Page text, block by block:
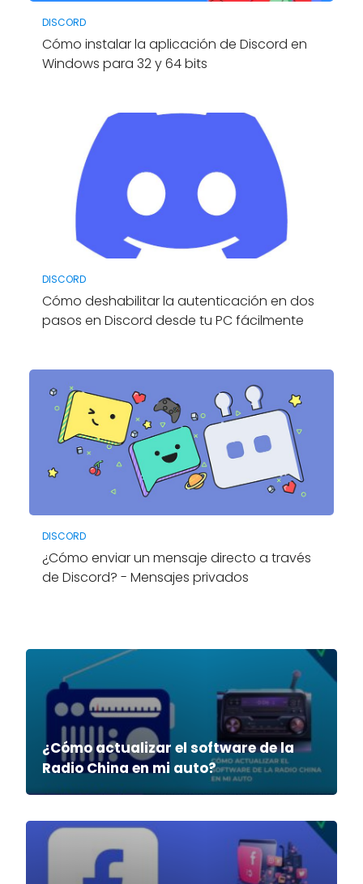
DISCORD
Cómo instalar la aplicación de Discord en
Windows para 32 y 64 bits
DISCORD
Cómo deshabilitar la autenticación en dos
pasos en Discord desde tu PC fácilmente
DISCORD
¿Cómo enviar un mensaje directo a través
de Discord? - Mensajes privados
¿Cómo actualizar el software de la
Radio China en mi auto?